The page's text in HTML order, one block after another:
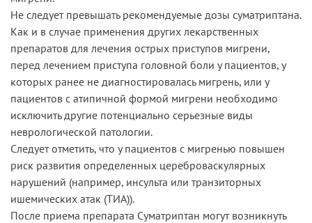
Не следует превышать рекомендуемые дозы суматриптана.
Как и в случае применения других лекарственных
препаратов для лечения острых приступов мигрени,
перед лечением приступа головной боли у пациентов, у
которых ранее не диагностировалась мигрень, или у
пациентов с атипичной формой мигрени необходимо
исключить другие потенциально серьезные виды
неврологической патологии.
Следует отметить, что у пациентов с мигренью повышен
риск развития определенных цереброваскулярных
нарушений (например, инсульта или транзиторных
ишемических атак (ТИА)).
После приема препарата Суматриптан могут возникнуть